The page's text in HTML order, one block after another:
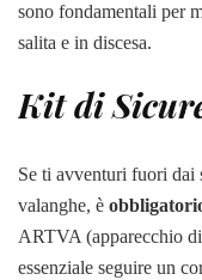
sono fondamentali per
salita e in discesa.
Kit di
Se ti avventuri fuori dai
valanghe, è
ARTVA (apparecchio
essenziale seguire un